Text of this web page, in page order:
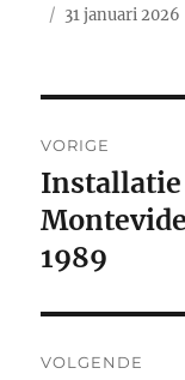
Auteur
Geplaatst
31 januari 2026
navigatie
VORIGE
Vorig
bericht:
Installatie
1989
VOLGENDE